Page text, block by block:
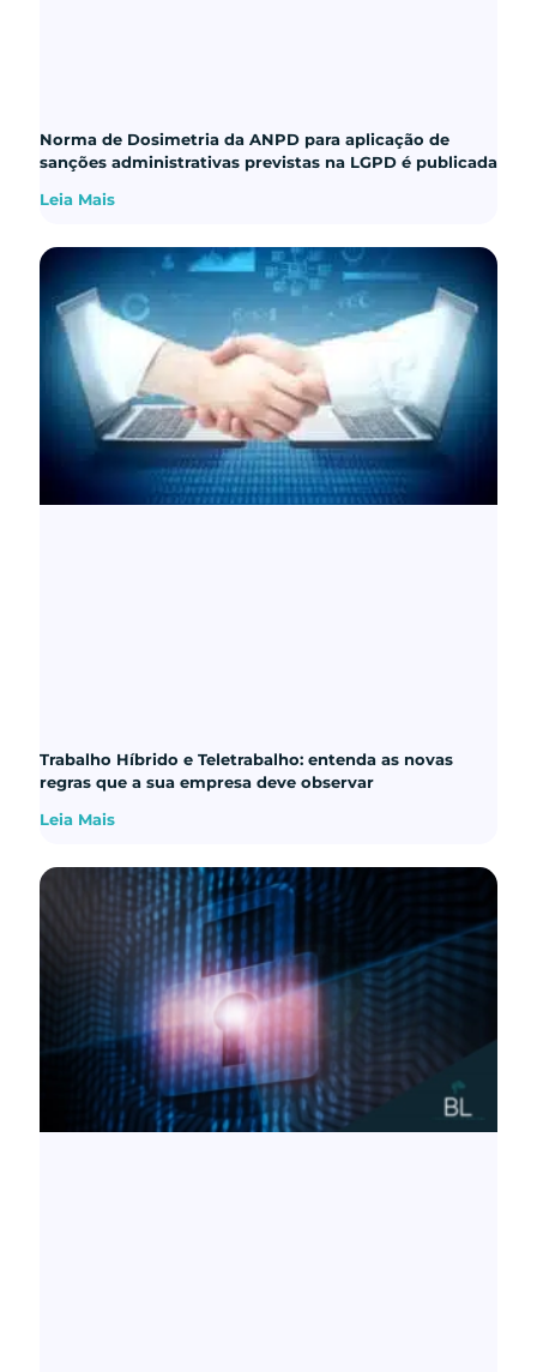
Norma de Dosimetria da ANPD para aplicação de
sanções administrativas previstas na LGPD é publicada
Leia Mais
Trabalho Híbrido e Teletrabalho: entenda as novas
regras que a sua empresa deve observar
Leia Mais